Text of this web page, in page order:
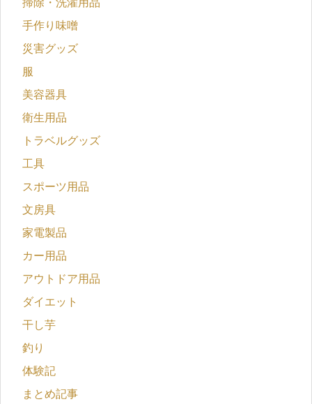
掃除・洗濯用品
手作り味噌
災害グッズ
服
美容器具
衛生用品
トラベルグッズ
工具
スポーツ用品
文房具
家電製品
カー用品
アウトドア用品
ダイエット
干し芋
釣り
体験記
まとめ記事